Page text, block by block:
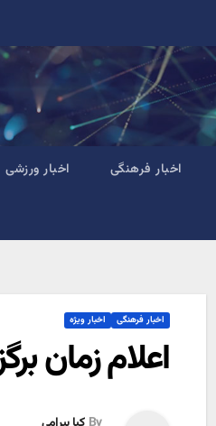
اخبار فرهنگی اخبار ورزشی
اخبار فرهنگی اخبار ویژه
اعلام زمان